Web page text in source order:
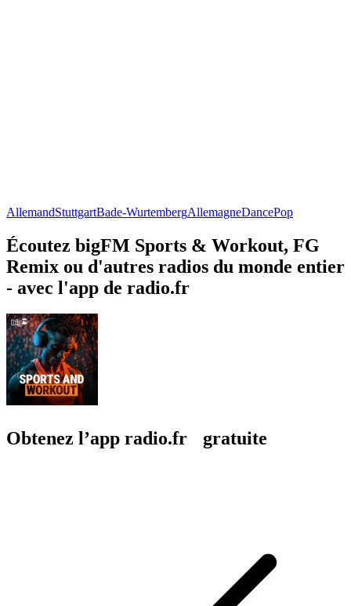
AllemandStuttgartBade-WurtembergAllemagneDancePop
Écoutez bigFM Sports & Workout, FG
Remix ou d'autres radios du monde entier
- avec l'app de radio.fr
Obtenez l’app radio.fr gratuite